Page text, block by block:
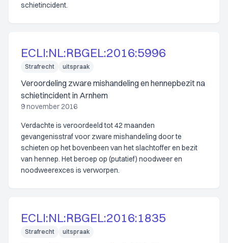
schietincident.
ECLI:NL:RBGEL:2016:5996
Strafrecht uitspraak
Veroordeling zware mishandeling en hennepbezit na
schietincident in Arnhem
9 november 2016
Verdachte is veroordeeld tot 42 maanden
gevangenisstraf voor zware mishandeling door te
schieten op het bovenbeen van het slachtoffer en bezit
van hennep. Het beroep op (putatief) noodweer en
noodweerexces is verworpen.
ECLI:NL:RBGEL:2016:1835
Strafrecht uitspraak